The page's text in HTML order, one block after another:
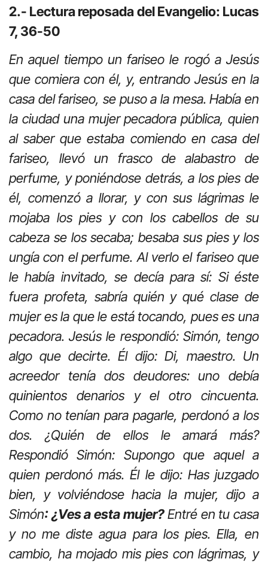
2.- Lectura reposada del Evangelio: Lucas
7, 36-50
En aquel tiempo un fariseo le rogó a Jesús
que comiera con él, y, entrando Jesús en la
casa del fariseo, se puso a la mesa. Había en
la ciudad una mujer pecadora pública, quien
al saber que estaba comiendo en casa del
fariseo, llevó un frasco de alabastro de
perfume, y poniéndose detrás, a los pies de
él, comenzó a llorar, y con sus lágrimas le
mojaba los pies y con los cabellos de su
cabeza se los secaba; besaba sus pies y los
ungía con el perfume. Al verlo el fariseo que
le había invitado, se decía para sí: Si éste
fuera profeta, sabría quién y qué clase de
mujer es la que le está tocando, pues es una
pecadora. Jesús le respondió: Simón, tengo
algo que decirte. Él dijo: Di, maestro. Un
acreedor tenía dos deudores: uno debía
quinientos denarios y el otro cincuenta.
Como no tenían para pagarle, perdonó a los
dos. ¿Quién de ellos le amará más?
Respondió Simón: Supongo que aquel a
quien perdonó más. Él le dijo: Has juzgado
bien, y volviéndose hacia la mujer, dijo a
Simón: ¿Ves a esta mujer?Entré en tu casa
y no me diste agua para los pies. Ella, en
cambio, ha mojado mis pies con lágrimas, y